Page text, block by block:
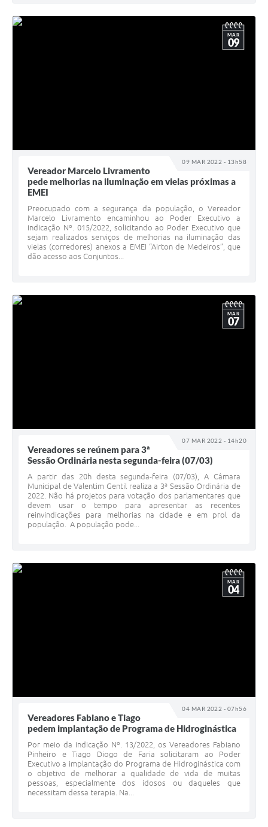
09 MAR 2022 - 13h58
MAR
09
Vereador Marcelo Livramento
pede melhorias na iluminação em vielas próximas a
EMEI
Preocupado com a segurança da população, o Vereador
Marcelo Livramento encaminhou ao Poder Executivo a
indicação Nº. 015/2022, solicitando ao Poder Executivo que
sejam realizados serviços de melhorias na iluminação das
vielas (corredores) anexos a EMEI “Airton de Medeiros”, que
dão acesso aos Conjuntos...
07 MAR 2022 - 14h20
MAR
07
Vereadores se reúnem para 3ª
Sessão Ordinária nesta segunda-feira (07/03)
A partir das 20h desta segunda-feira (07/03), A Câmara
Municipal de Valentim Gentil realiza a 3ª Sessão Ordinária de
2022. Não há projetos para votação dos parlamentares que
devem usar o tempo para apresentar as recentes
reinvindicações para melhorias na cidade e em prol da
população. A população pode...
04 MAR 2022 - 07h56
MAR
04
Vereadores Fabiano e Tiago
pedem implantação de Programa de Hidroginástica
Por meio da indicação Nº. 13/2022, os Vereadores Fabiano
Pinheiro e Tiago Diogo de Faria solicitaram ao Poder
Executivo a implantação do Programa de Hidroginástica com
o objetivo de melhorar a qualidade de vida de muitas
pessoas, especialmente dos idosos ou daqueles que
necessitam dessa terapia. Na...